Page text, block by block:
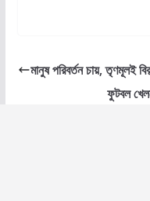
মানুষ পরিবর্তন চায়, তৃণমূলই
ফুটবল